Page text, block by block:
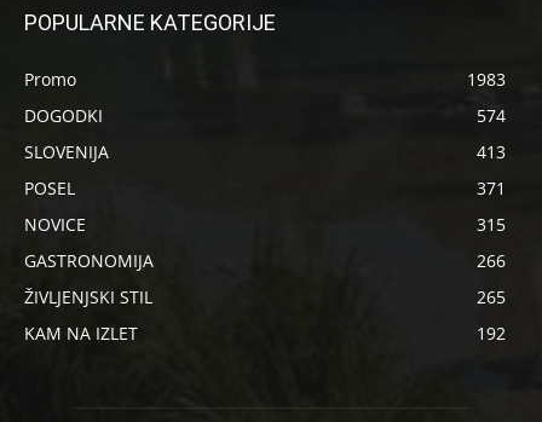
POPULARNE KATEGORIJE
Promo
1983
DOGODKI
574
SLOVENIJA
413
POSEL
371
NOVICE
315
GASTRONOMIJA
266
ŽIVLJENJSKI STIL
265
KAM NA IZLET
192